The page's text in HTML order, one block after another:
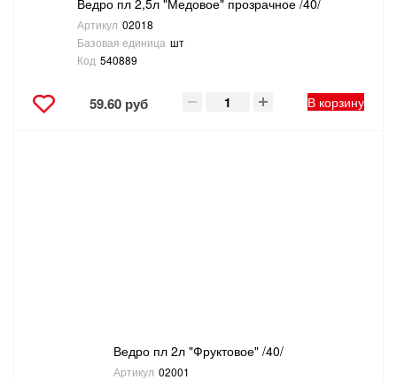
СНЕГОУБОРОЧНЫЙ ИНВЕНТАРЬ
СТРЕМЯНКИ,ЛЕСТНИЦЫ
СТРОИТЕЛЬНЫЕ И ОТДЕЛОЧНЫЕ МАТЕРИАЛЫ
ЭЛЕКТРОМОНТАЖНЫЕ ТОВАРЫ, СВЕТОТЕХНИКА
Ведро пл 2,5л "Медовое" прозрачное /40/
Артикул 02018
Базовая единица шт
Код 540889
59.60 руб В корзину
Ведро пл 2л "Фруктовое" /40/
Артикул 02001